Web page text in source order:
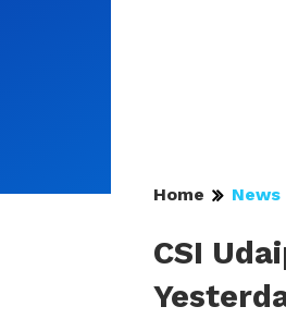
Home News
CSI